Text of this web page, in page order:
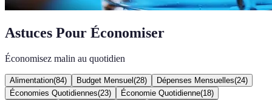
Astuces Pour Économiser
Économisez malin au quotidien
Alimentation(84) Budget Mensuel (28) Dépenses Mensuelles(24)
Économies Quotidiennes(23) Économie Quotidienne(18)